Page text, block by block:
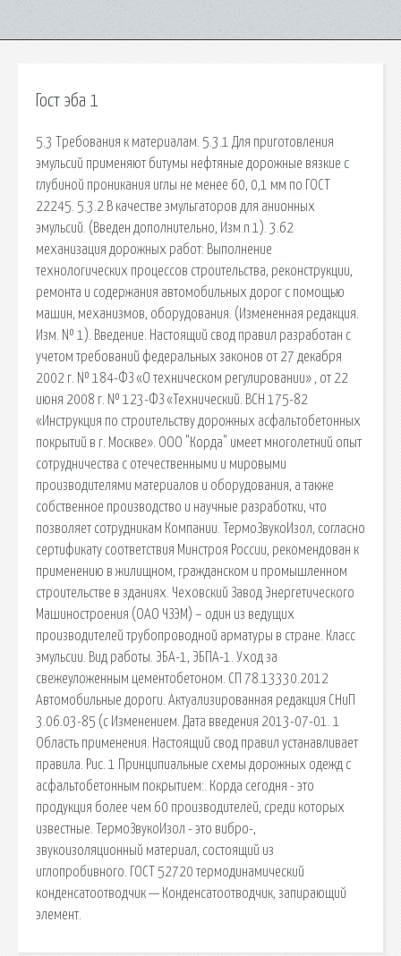
Гост эба 1
5.3 Требования к материалам. 5.3.1 Для приготовления
эмульсий применяют битумы нефтяные дорожные вязкие с
глубиной проникания иглы не менее 60, 0,1 мм по ГОСТ
22245. 5.3.2 В качестве эмульгаторов для анионных
эмульсий. (Введен дополнительно, Изм.n 1). 3.62
механизация дорожных работ: Выполнение
технологических процессов строительства, реконструкции,
ремонта и содержания автомобильных дорог с помощью
машин, механизмов, оборудования. (Измененная редакция.
Изм. № 1). Введение. Настоящий свод правил разработан с
учетом требований федеральных законов от 27 декабря
2002 г. № 184-ФЗ «О техническом регулировании» , от 22
июня 2008 г. № 123-ФЗ «Технический. ВСН 175-82
«Инструкция по строительству дорожных асфальтобетонных
покрытий в г. Москве». ООО "Корда" имеет многолетний опыт
сотрудничества с отечественными и мировыми
производителями материалов и оборудования, а также
собственное производство и научные разработки, что
позволяет сотрудникам Компании. ТермоЗвукоИзол, согласно
сертификату соответствия Минстроя России, рекомендован к
применению в жилищном, гражданском и промышленном
строительстве в зданиях. Чеховский Завод Энергетического
Машиностроения (ОАО ЧЗЭМ) – один из ведущих
производителей трубопроводной арматуры в стране. Класс
эмульсии. Вид работы. ЭБА-1, ЭБПА-1. Уход за
свежеуложенным цементобетоном. СП 78.13330.2012
Автомобильные дороги. Актуализированная редакция СНиП
3.06.03-85 (с Изменением. Дата введения 2013-07-01. 1
Область применения. Настоящий свод правил устанавливает
правила. Рис. 1 Принципиальные схемы дорожных одежд с
асфальтобетонным покрытием:. Корда сегодня - это
продукция более чем 60 производителей, среди которых
известные. ТермоЗвукоИзол - это вибро-,
звукоизоляционный материал, состоящий из
иглопробивного. ГОСТ 52720 термодинамический
конденсатоотводчик — Конденсатоотводчик, запирающий
элемент.